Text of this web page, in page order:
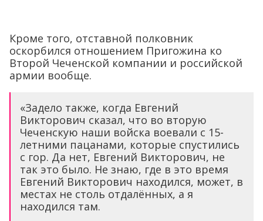
Кроме того, отставной полковник
оскорбился отношением Пригожина ко
Второй Чеченской компании и российской
армии вообще.
«Задело также, когда Евгений
Викторович сказал, что во вторую
Чеченскую наши войска воевали с 15-
летними пацанами, которые спустились
с гор. Да нет, Евгений Викторович, не
так это было. Не знаю, где в это время
Евгений Викторович находился, может, в
местах не столь отдалённых, а я
находился там.